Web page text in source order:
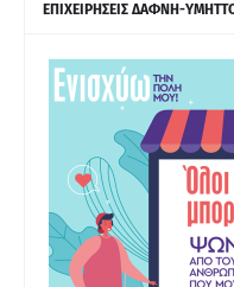
ΕΠΙΧΕΙΡΗΣΕΙΣ ΔΑΦΝΗ-